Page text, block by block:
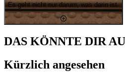
Es geht nicht nur darum, was darin ist.
DAS KÖNNTE DIR
Kürzlich angesehen